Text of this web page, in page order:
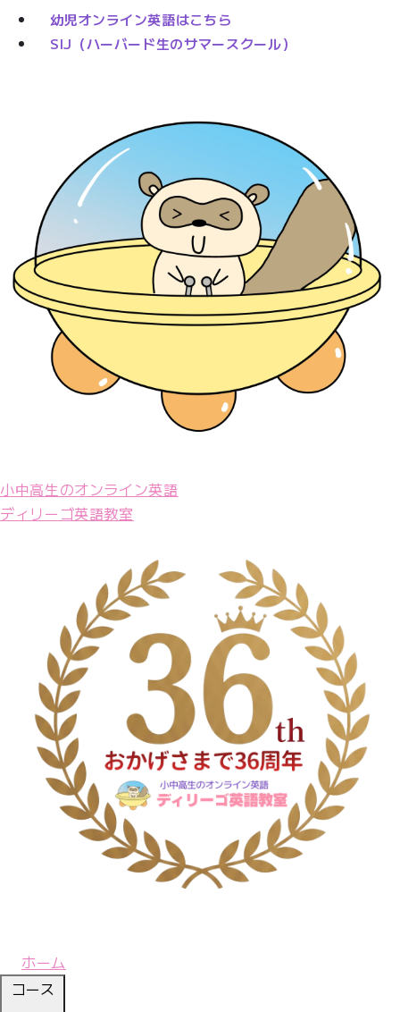
幼児オンライン英語はこちら
SIJ（ハーバード生のサマースクール）
小中高生のオンライン英語
ディリーゴ英語教室
ホーム
コース